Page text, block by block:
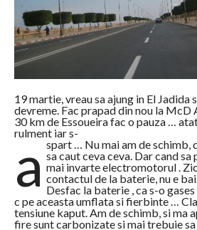
19 martie, vreau sa ajung in El Jadida
devreme. Fac prapad din nou la
30 km de Essoueira fac o pauza …
rulment iar s-
a spart … Nu mai am de schimb,
sa caut ceva ceva. Dar cand
mai invarte electromotorul .
contactul de la baterie, nu e bai.
Desfac la baterie , ca s-o gases
c pe aceasta umflata si fierbinte …
tensiune kaput. Am de schimb, si ma
fire sunt carbonizate si mai trebuie